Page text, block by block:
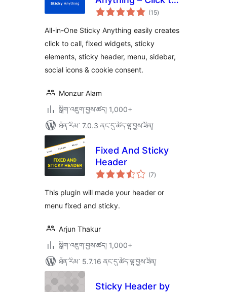
Call, Fixed Widget,
Menu & Sidebar
(15གདེང་
འཇོག་
ཚང་།
)
All-in-One Sticky Anything easily creates
click to call, fixed widgets, sticky
elements, sticky header, menu, sidebar,
social icons & cookie consent.
Monzur Alam
སྒྲིག་འཇུག་བྱས་ཚད། 1,000+
ཐོན་རིམ་ 7.0.3 ནང་དུ་ཚོད་ལྟ་བྱས་ཟིན།
Fixed And Sticky
Header
(7གདེང་
འཇོག་
ཚང་།
)
This plugin will made your header or
menu fixed and sticky.
Arjun Thakur
སྒྲིག་འཇུག་བྱས་ཚད། 1,000+
ཐོན་རིམ་ 5.7.16 ནང་དུ་ཚོད་ལྟ་བྱས་ཟིན།
Sticky Header by